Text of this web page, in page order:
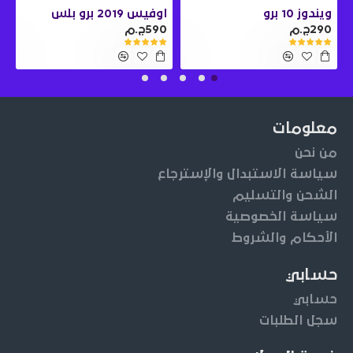
ويندوز 10 برو
290ج.م
اوفيس 2019 برو بلس
590ج.م
معلومات
من نحن
سياسة الاستبدال والإسترجاع
الشحن والتسليم
سياسة الخصوصية
الأحكام والشروط
حسابي
حسابي
سجل الطلبات